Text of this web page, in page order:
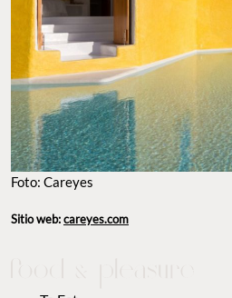
Foto: Careyes
Sitio web:careyes.com